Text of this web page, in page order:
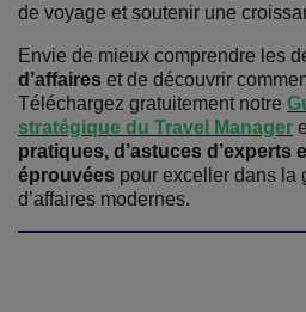
de voyage et soutenir une
Envie de mieux comprendre les
d’affaires et de découvrir
Téléchargez gratuitement notre
stratégique du Travel Manager
pratiques, d’astuces d’experts
éprouvées pour exceller dans la
d’affaires modernes.